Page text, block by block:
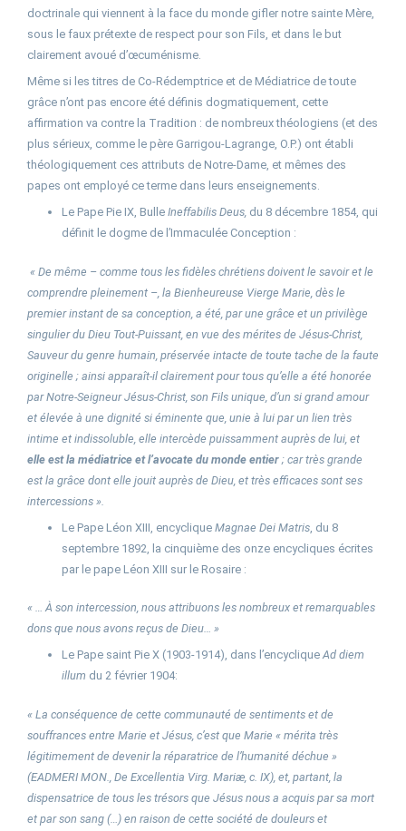
doctrinale qui viennent à la face du monde gifler notre sainte Mère,
sous le faux prétexte de respect pour son Fils, et dans le but
clairement avoué d’œcuménisme.
Même si les titres de Co-Rédemptrice et de Médiatrice de toute
grâce n’ont pas encore été définis dogmatiquement, cette
affirmation va contre la Tradition : de nombreux théologiens (et des
plus sérieux, comme le père Garrigou-Lagrange, O.P.) ont établi
théologiquement ces attributs de Notre-Dame, et mêmes des
papes ont employé ce terme dans leurs enseignements.
Le Pape Pie IX, BulleIneffabilis Deus, du 8 décembre 1854, qui
définit le dogme de l’Immaculée Conception :
« De même – comme tous les fidèles chrétiens doivent le savoir et le
comprendre pleinement –, la Bienheureuse Vierge Marie, dès le
premier instant de sa conception, a été, par une grâce et un privilège
singulier du Dieu Tout-Puissant, en vue des mérites de Jésus-Christ,
Sauveur du genre humain, préservée intacte de toute tache de la faute
originelle ; ainsi apparaît-il clairement pour tous qu’elle a été honorée
par Notre-Seigneur Jésus-Christ, son Fils unique, d’un si grand amour
et élevée à une dignité si éminente que, unie à lui par un lien très
intime et indissoluble, elle intercède puissamment auprès de lui, et
elle est la médiatrice et l’avocate du monde entier ; car très grande
est la grâce dont elle jouit auprès de Dieu, et très efficaces sont ses
intercessions ».
Le Pape Léon XIII, encycliqueMagnae Dei Matris , du 8
septembre 1892, la cinquième des onze encycliques écrites
par le pape Léon XIII sur le Rosaire :
« … À son intercession, nous attribuons les nombreux et remarquables
dons que nous avons reçus de Dieu… »
Le Pape saint Pie X (1903-1914), dans l’encycliqueAd diem
illum du 2 février 1904:
« La conséquence de cette communauté de sentiments et de
souffrances entre Marie et Jésus, c’est que Marie « mérita très
légitimement de devenir la réparatrice de l’humanité déchue »
(EADMERI MON., De Excellentia Virg. Mariæ, c. IX), et, partant, la
dispensatrice de tous les trésors que Jésus nous a acquis par sa mort
et par son sang (…) en raison de cette société de douleurs et